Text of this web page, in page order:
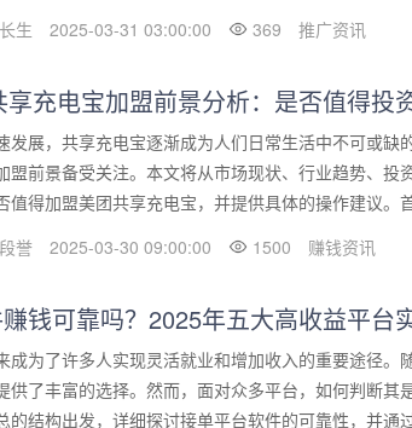
生
2025-03-31 03:00:00 369 推广资讯
充电宝加盟前景分析：是否值得投
发展，共享充电宝逐渐成为人们日常生活中不可或
盟前景备受关注。本文将从市场现状、行业趋势、投
值得加盟美团共享充电宝，并提供具体的操作建议。
誉
2025-03-30 09:00:00 1500 赚钱资讯
钱可靠吗？2025年五大高收益平台
成为了许多人实现灵活就业和增加收入的重要途径
供了丰富的选择。然而，面对众多平台，如何判断其
的结构出发，详细探讨接单平台软件的可靠性，并通